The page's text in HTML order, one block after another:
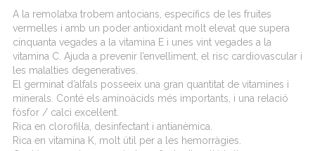
A la remolatxa trobem antocians, específics de les fruites
vermelles i amb un poder antioxidant molt elevat que supera
cinquanta vegades a la vitamina E i unes vint vegades a la
vitamina C. Ajuda a prevenir l’envelliment, el risc cardiovascular i
les malalties degeneratives.
El germinat d’alfals posseeix una gran quantitat de vitamines i
minerals. Conté els aminoàcids més importants, i una relació
fòsfor / calci excel·lent.
Rica en clorofil·la, desinfectant i antianèmica.
Rica en vitamina K, molt útil per a les hemorràgies.